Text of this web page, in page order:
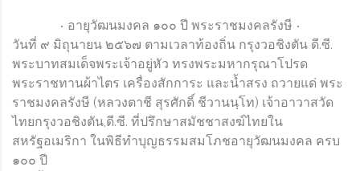
• อายุวัฒนมงคล ๑๐๐ ปี พระราชมงคลรังษี •
วันที่ ๙ มิถุนายน ๒๕๖๗ ตามเวลาท้องถิ่น กรุงวอชิงตัน ดี.ซี.
พระบาทสมเด็จพระเจ้าอยู่หัว ทรงพระมหากรุณาโปรด
พระราชทานผ้าไตร เครื่องสักการะ และน้ำสรง ถวายแด่ พระ
ราชมงคลรังษี (หลวงตาชี สุรศักดิ์ ชีวานนฺโท) เจ้าอาวาสวัด
ไทยกรุงวอชิงตัน,ดี.ซี. ที่ปรึกษาสมัชชาสงฆ์ไทยใน
สหรัฐอเมริกา ในพิธีทำบุญธรรมสมโภชอายุวัฒนมงคล ครบ
๑๐๐ ปี